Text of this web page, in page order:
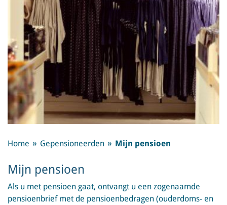
Home Gepensioneerden Mijn pensioen
Mijn pensioen
Als u met pensioen gaat, ontvangt u een zogenaamde
pensioenbrief met de pensioenbedragen (ouderdoms- en